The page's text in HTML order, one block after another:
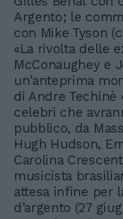
Argento; le
con Mike Tyson
«La rivolta delle
McConaughey e
un'anteprima
di Andre Techinè
celebri che
pubblico, da
Hugh Hudson,
Carolina
musicista
attesa infine per
d'argento (27